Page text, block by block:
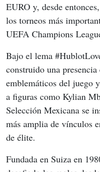
EURO y, desde
los torneos más
UEFA Champions
Bajo el lema
construido una
emblemáticos del juego
a figuras como Kylian
Selección Mexicana se
más amplia de vínculos
de élite.
Fundada en Suiza en